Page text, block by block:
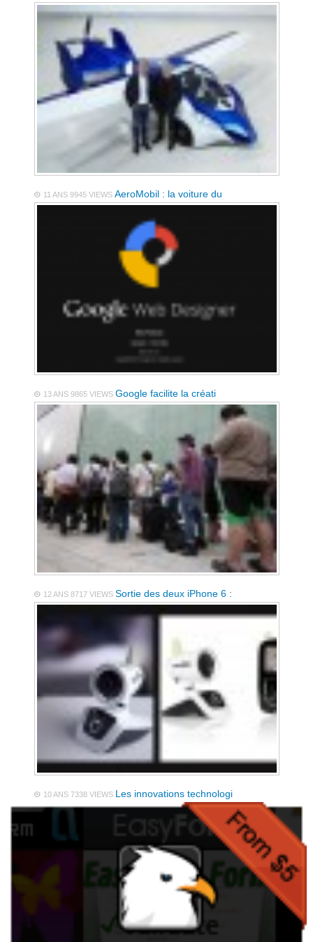
11 ANS9945 VIEWSAeroMobil : la voiture du
13 ANS9865 VIEWSGoogle facilite la créati
12 ANS8717 VIEWSSortie des deux iPhone 6 :
10 ANS7338 VIEWS Les innovations technologi